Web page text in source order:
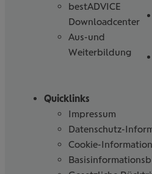
bestADVICE
Downloadcenter
Aus-und
Weiterbildung
Quicklinks
Impressum
Datenschutz-
Cookie-